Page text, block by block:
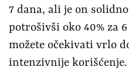
7 dana, ali je on
potrošivši oko 40% za
možete očekivati vrlo
intenzivnije korišćenje.